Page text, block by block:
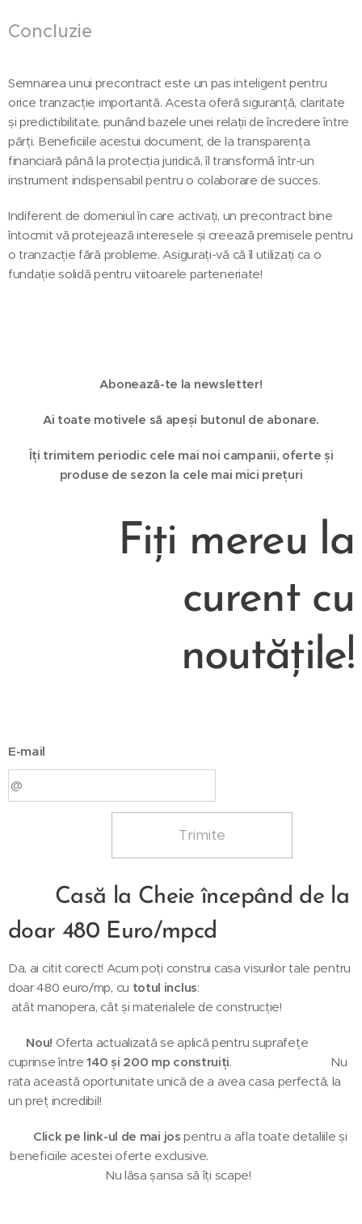
Concluzie
Semnarea unui precontract este un pas inteligent pentru
orice tranzacție importantă. Acesta oferă siguranță, claritate
și predictibilitate, punând bazele unei relații de încredere între
părți. Beneficiile acestui document, de la transparența
financiară până la protecția juridică, îl transformă într-un
instrument indispensabil pentru o colaborare de succes.
Indiferent de domeniul în care activați, un precontract bine
întocmit vă protejează interesele și creează premisele pentru
o tranzacție fără probleme. Asigurați-vă că îl utilizați ca o
fundație solidă pentru viitoarele parteneriate!
Abonează-te la newsletter!
Ai toate motivele să apeși butonul de abonare.
Îți trimitem periodic cele mai noi campanii, oferte și
produse de sezon la cele mai mici prețuri
Fiți mereu la
curent cu
noutățile!
E-mail
Trimite
Casă la Cheie începând de la
doar 480 Euro/mpcd🎉
Da, ai citit corect! Acum poți construi casa visurilor tale pentru
doar 480 euro/mp, cu totul inclus:
atât manopera, cât și materialele de construcție! 🏠
Nou! Oferta actualizată se aplică pentru suprafețe
cuprinse între140 și 200 mp construiți. Nu
rata această oportunitate unică de a avea casa perfectă, la
un preț incredibil!
Click pe link-ul de mai jos pentru a afla toate detaliile și
beneficiile acestei oferte exclusive.
Nu lăsa șansa să îți scape!